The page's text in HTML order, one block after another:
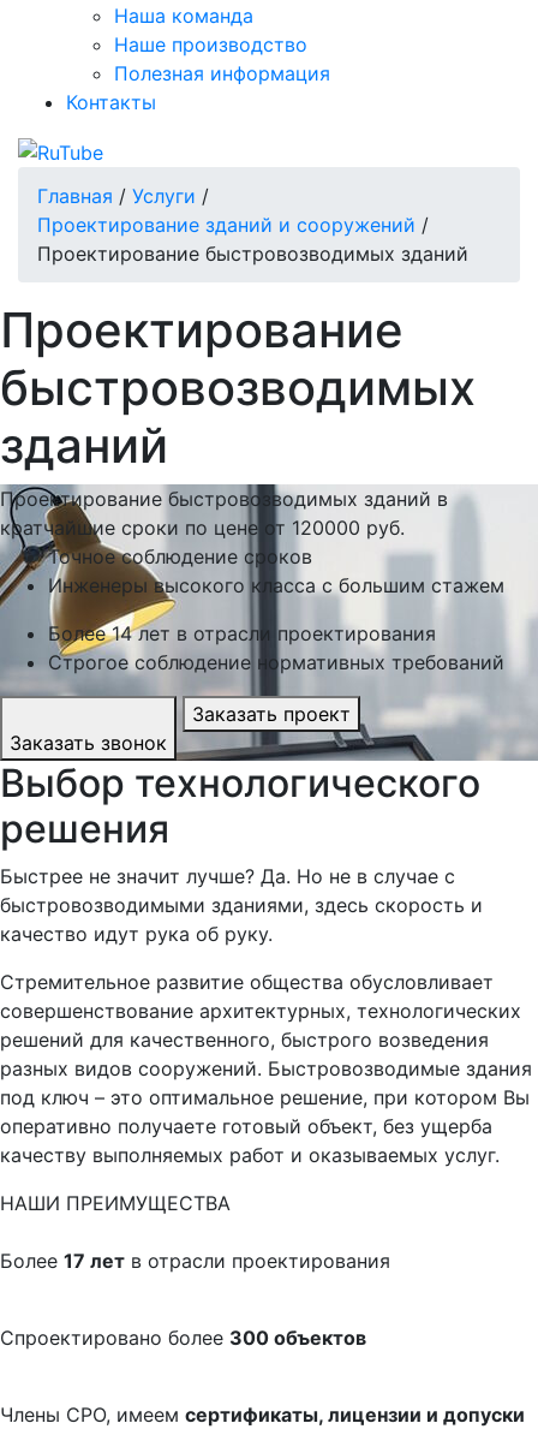
Наша команда
Наше производство
Полезная информация
Контакты
Главная / Услуги /
Проектирование зданий и сооружений /
Проектирование быстровозводимых зданий
Проектирование
быстровозводимых
зданий
Проектирование быстровозводимых зданий в
кратчайшие сроки по цене от 120000 руб.
Точное соблюдение сроков
Инженеры высокого класса с большим стажем
Более 14 лет в отрасли проектирования
Строгое соблюдение нормативных требований
Заказать звонок
Заказать проект
Выбор технологического
решения
Быстрее не значит лучше? Да. Но не в случае с
быстровозводимыми зданиями, здесь скорость и
качество идут рука об руку.
Стремительное развитие общества обусловливает
совершенствование архитектурных, технологических
решений для качественного, быстрого возведения
разных видов сооружений. Быстровозводимые здания
под ключ – это оптимальное решение, при котором Вы
оперативно получаете готовый объект, без ущерба
качеству выполняемых работ и оказываемых услуг.
НАШИ ПРЕИМУЩЕСТВА
Более 17 лет в отрасли проектирования
Спроектировано более 300 объектов
Члены СРО, имеем сертификаты, лицензии и допуски